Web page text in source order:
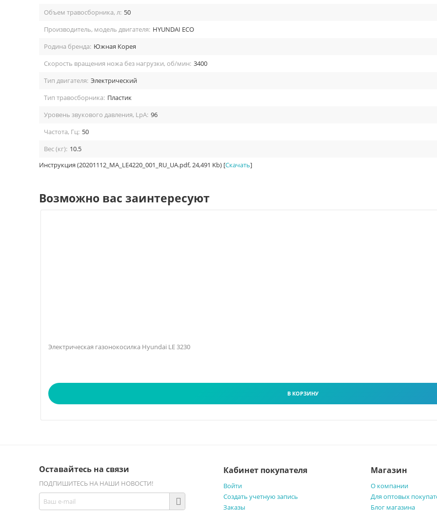
Объем травосборника, л: 50
Производитель, модель двигателя: HYUNDAI ECO
Родина бренда: Южная Корея
Скорость вращения ножа без нагрузки, об/мин: 3400
Тип двигателя: Электрический
Тип травосборника: Пластик
Уровень звукового давления, LpA: 96
Частота, Гц: 50
Вес (кг): 10.5
Инструкция (20201112_MA_LE4220_001_RU_UA.pdf, 24,491 Kb) [Скачать]
Возможно вас заинтересуют
Электрическая газонокосилка Hyundai LE 3230
В КОРЗИНУ
Оставайтесь на связи
ПОДПИШИТЕСЬ НА НАШИ НОВОСТИ!
Кабинет покупателя
Войти
Создать учетную запись
Заказы
Магазин
О компании
Для оптовых
Блог магазина